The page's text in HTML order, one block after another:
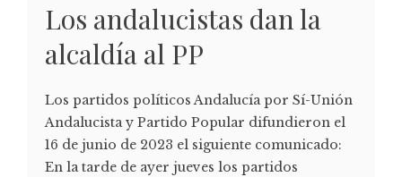
Los andalucistas dan la
alcaldía al PP
Los partidos políticos Andalucía por Sí-Unión
Andalucista y Partido Popular difundieron el
16 de junio de 2023 el siguiente comunicado:
En la tarde de ayer jueves los partidos